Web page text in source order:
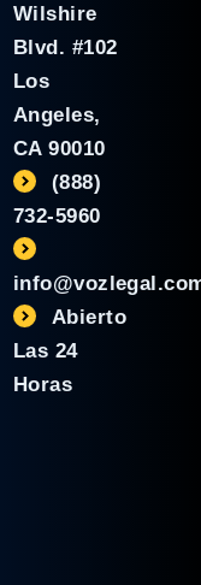
Wilshire
Blvd. #102
Los
Angeles,
CA 90010
(888)
732-5960
Abierto
Las 24
Horas